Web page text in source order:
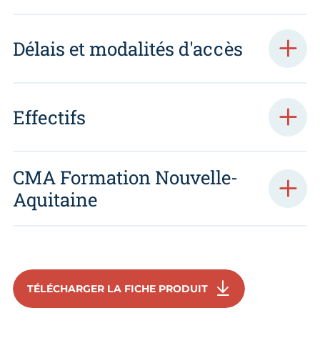
Délais et modalités d'accès
Effectifs
CMA Formation Nouvelle-
Aquitaine
TÉLÉCHARGER LA FICHE PRODUIT